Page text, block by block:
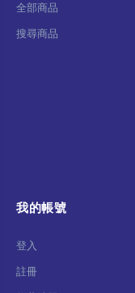
全部商品
搜尋商品
我的帳號
登入
註冊